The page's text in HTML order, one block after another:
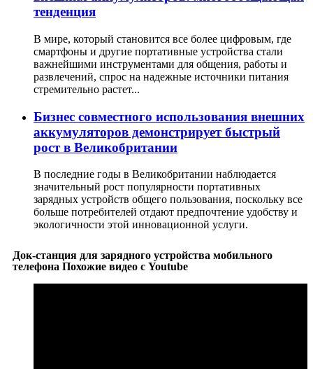
тенденция
В мире, который становится все более цифровым, где
смартфоны и другие портативные устройства стали
важнейшими инструментами для общения, работы и
развлечений, спрос на надежные источники питания
стремительно растет...
Бизнес совместного использования внешних
аккумуляторов демонстрирует быстрый
рост в Великобритании
В последние годы в Великобритании наблюдается
значительный рост популярности портативных
зарядных устройств общего пользования, поскольку все
больше потребителей отдают предпочтение удобству и
экологичности этой инновационной услуги.
Док-станция для зарядного устройства мобильного
телефона Похожие видео с Youtube